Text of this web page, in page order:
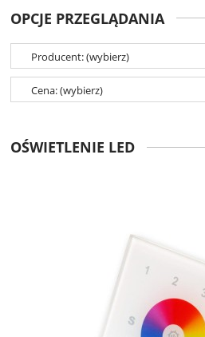
OPCJE PRZEGLĄDANIA
Producent: (wybierz)
Cena: (wybierz)
OŚWIETLENIE LED